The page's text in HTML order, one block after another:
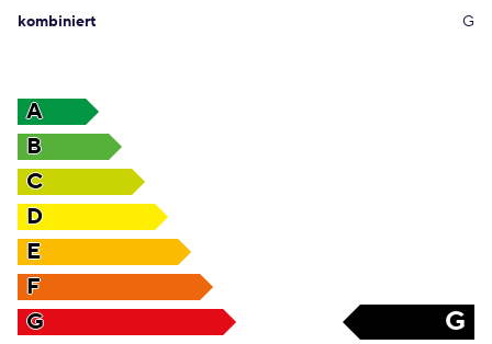
kombiniert G
A
B
C
D
E
F
G
G